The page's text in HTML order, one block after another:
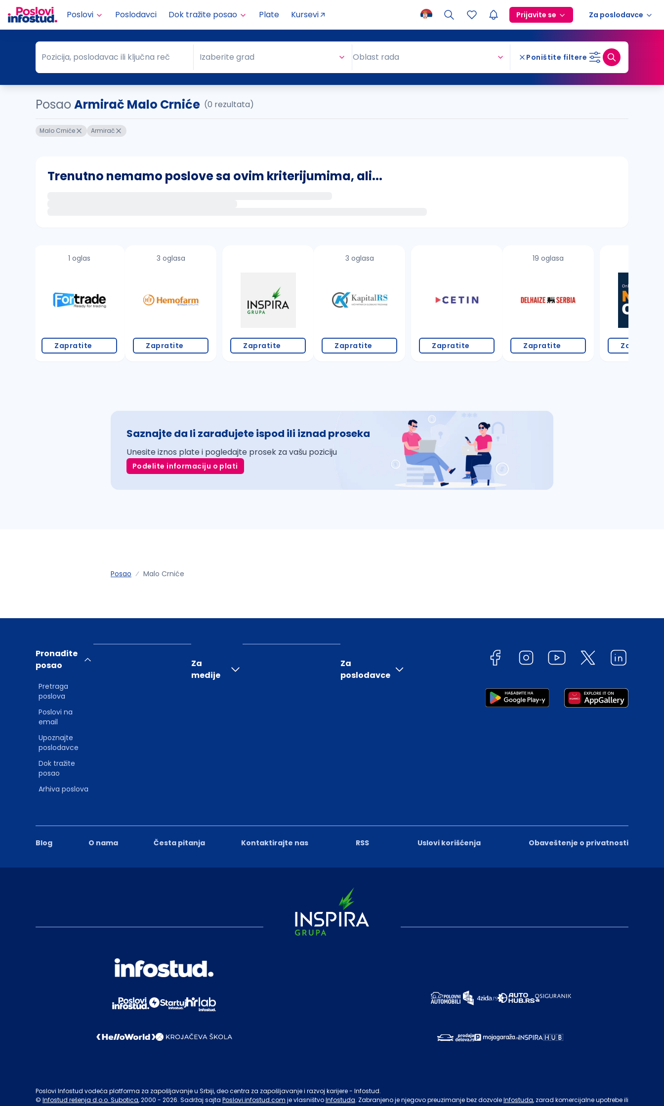
Poslovi Poslodavci Dok tražite posao Plate Kursevi Prijavite se Za poslodavce
Pozicija, poslodavac ili ključna reč
Pozicija, poslodavac ili ključna reč Grad
Izaberite grad Oblast rada Poništite filtere
PosaoArmirač Malo Crniće (0 rezultata)
Malo Crniće Armirač
Trenutno nemamo poslove sa ovim kriterijumima, ali...
proverite pravopisne greške (koristite č, ć, š, đ, ž, dž)
povećajte radijus za odabrani grad
1 oglas
Zapratite
3 oglasa
Zapratite Zapratite
3 oglasa
Zapratite Zapratite
19 oglasa
Zapratite Zapratite
Saznajte da li zarađujete ispod ili iznad proseka
Unesite iznos plate i pogledajte prosek za vašu poziciju
Podelite informaciju o plati
Posao Malo Crniće
Blog O nama Česta pitanja Kontaktirajte nas RSS Uslovi korišćenja Obaveštenje o privatnosti
Pronađite
posao
Pretraga
poslova
Poslovi na
email
Upoznajte
poslodavce
Dok tražite
posao
Arhiva poslova
Za
medije
Za
poslodavce
Poslovi Infostud vodeća platforma za zapošljavanje u Srbiji, deo centra za zapošljavanje i razvoj karijere - Infostud.
© Infostud rešenja d.o.o. Subotica, 2000 - 2026. Sadržaj sajta Poslovi.infostud.com je vlasništvoInfostuda. Zabranjeno je njegovo preuzimanje bez dozvoleInfostuda, zarad komercijalne upotrebe ili